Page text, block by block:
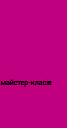
класів